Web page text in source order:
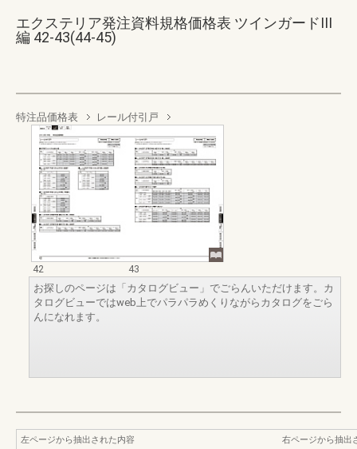
エクステリア発注資料規格価格表 ツインガードIII
編 42-43(44-45)
特注品価格表 レール付引戸
42
43
お探しのページは「カタログビュー」でごらんいただけます。カ
タログビューではweb上でパラパラめくりながらカタログをごら
んになれます。
左ページから抽出された内容
右ページから抽出